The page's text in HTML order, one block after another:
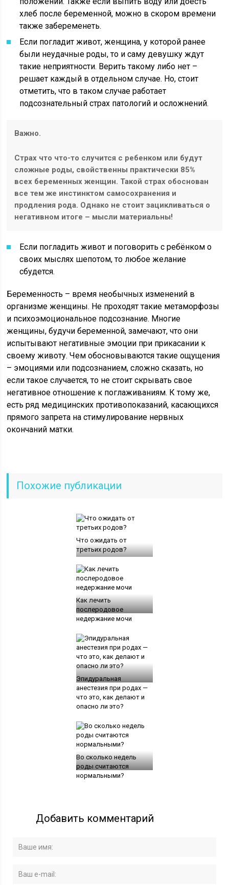
хлеб после беременной, можно в скором времени
также забеременеть.
Если погладит живот, женщина, у которой ранее
были неудачные роды, то и саму девушку ждут
такие неприятности. Верить такому либо нет –
решает каждый в отдельном случае. Но, стоит
отметить, что в таком случае работает
подсознательный страх патологий и осложнений.
Важно.
Страх что что-то случится с ребенком или будут
сложные роды, свойственны практически 85%
всех беременных женщин. Такой страх обоснован
все тем же инстинктом самосохранения и
продления рода. Однако не стоит зацикливаться о
негативном итоге – мысли материальны!
Если погладить живот и поговорить с ребёнком о
своих мыслях шепотом, то любое желание
сбудется.
Беременность – время необычных изменений в
организме женщины. Не проходят такие метаморфозы
и психоэмоциональное подсознание. Многие
женщины, будучи беременной, замечают, что они
испытывают негативные эмоции при прикасании к
своему животу. Чем обосновываются такие ощущения
– эмоциями или подсознанием, сложно сказать, но
если такое случается, то не стоит скрывать свое
негативное отношение к поглаживаниям. К тому же,
есть ряд медицинских противопоказаний, касающихся
прямого запрета на стимулирование нервных
окончаний матки.
Похожие публикации
Что ожидать от
третьих родов?
Как лечить
послеродовое
недержание мочи
Эпидуральная
анестезия при родах —
что это, как делают и
опасно ли это?
Во сколько недель
роды считаются
нормальными?
Добавить комментарий